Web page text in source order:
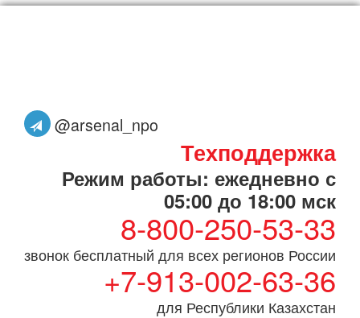
@arsenal_npo
Техподдержка
Режим работы: ежедневно с
05:00 до 18:00 мск
8-800-250-53-33
звонок бесплатный для всех регионов России
+7-913-002-63-36
для Республики Казахстан